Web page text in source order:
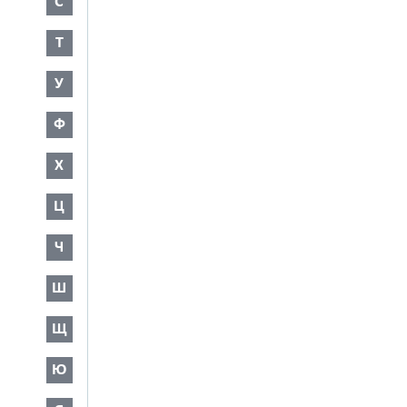
Т
У
Ф
Х
Ц
Ч
Ш
Щ
Ю